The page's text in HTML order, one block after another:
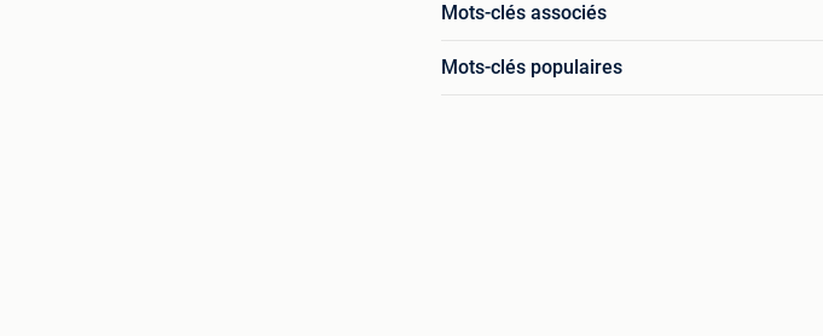
Mots-clés associés
Mots-clés populaires